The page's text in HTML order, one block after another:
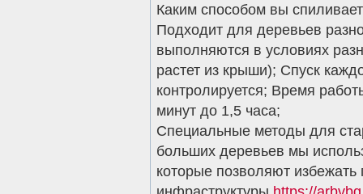
Каким способом вы
Подходит для деревьев
выполняются в условиях
растет из крыши); Спуск
контролируется; Время
минут до 1,5 часа;
Специальные методы для
больших деревьев мы
которые позволяют